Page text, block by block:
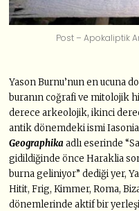
Post – Apokaliptik
Yason Burnu’nun en ucuna
buranın coğrafi ve mitolojik
derece arkeolojik, ikinci
antik dönemdeki ismi Iasonia
Geographika adlı eserinde
gidildiğinde önce Haraklia
burna geliniyor” dediği yer,
Hitit, Frig, Kimmer, Roma,
dönemlerinde aktif bir